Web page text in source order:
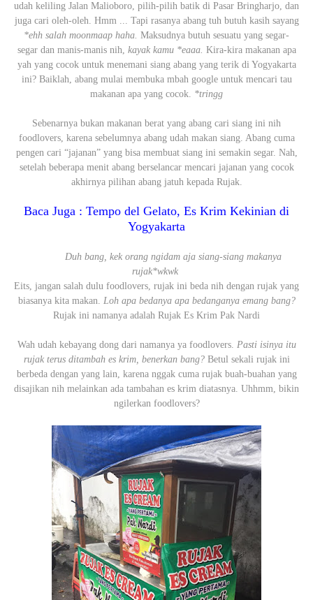
udah keliling Jalan Malioboro, pilih-pilih batik di Pasar Bringharjo, dan
juga cari oleh-oleh. Hmm ... Tapi rasanya abang tuh butuh kasih sayang
*ehh salah moonmaap haha. Maksudnya butuh sesuatu yang segar-
segar dan manis-manis nih, kayak kamu *eaaa. Kira-kira makanan apa
yah yang cocok untuk menemani siang abang yang terik di Yogyakarta
ini? Baiklah, abang mulai membuka mbah google untuk mencari tau
makanan apa yang cocok. *tringg
Sebenarnya bukan makanan berat yang abang cari siang ini nih
foodlovers, karena sebelumnya abang udah makan siang. Abang cuma
pengen cari “jajanan” yang bisa membuat siang ini semakin segar. Nah,
setelah beberapa menit abang berselancar mencari jajanan yang cocok
akhirnya pilihan abang jatuh kepada Rujak.
Baca Juga : Tempo del Gelato, Es Krim Kekinian di
Yogyakarta
Duh bang, kek orang ngidam aja siang-siang makanya
rujak*wkwk
Eits, jangan salah dulu foodlovers, rujak ini beda nih dengan rujak yang
biasanya kita makan. Loh apa bedanya apa bedanganya emang bang?
Rujak ini namanya adalah Rujak Es Krim Pak Nardi
Wah udah kebayang dong dari namanya ya foodlovers. Pasti isinya itu
rujak terus ditambah es krim, benerkan bang?Betul sekali rujak ini
berbeda dengan yang lain, karena nggak cuma rujak buah-buahan yang
disajikan nih melainkan ada tambahan es krim diatasnya. Uhhmm, bikin
ngilerkan foodlovers?